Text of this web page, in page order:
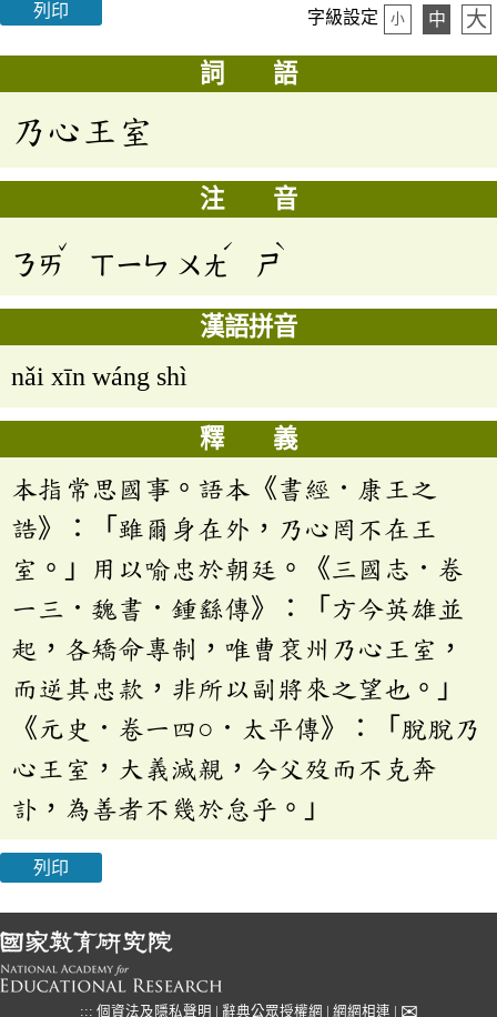
列印 字級設定 小 中 大
詞 語
乃心王室
注 音
ㄋㄞ
ˇ
ㄒㄧㄣ ㄨㄤ
ˊ
ㄕ
ˋ
漢語拼音
nǎi xīn wáng shì
釋 義
本指常思國事。語本《書經．康王之
誥》：「雖爾身在外，乃心罔不在王
室。」用以喻忠於朝廷。《三國志．卷
一三．魏書．鍾繇傳》：「方今英雄並
起，各矯命專制，唯曹袞州乃心王室，
而逆其忠款，非所以副將來之望也。」
《元史．卷一四○．太平傳》：「脫脫乃
心王室，大義滅親，今父歿而不克奔
訃，為善者不幾於怠乎。」
列印
::: 個資法及隱私聲明 辭典公眾授權網 網網相連